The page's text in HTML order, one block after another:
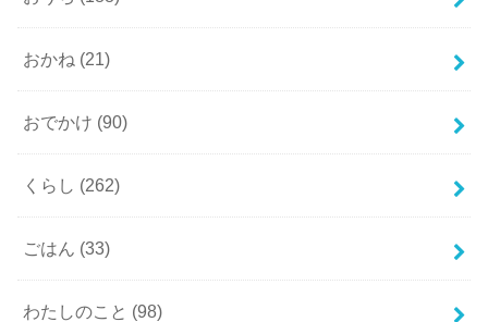
おかね (21)
おでかけ (90)
くらし (262)
ごはん (33)
わたしのこと (98)